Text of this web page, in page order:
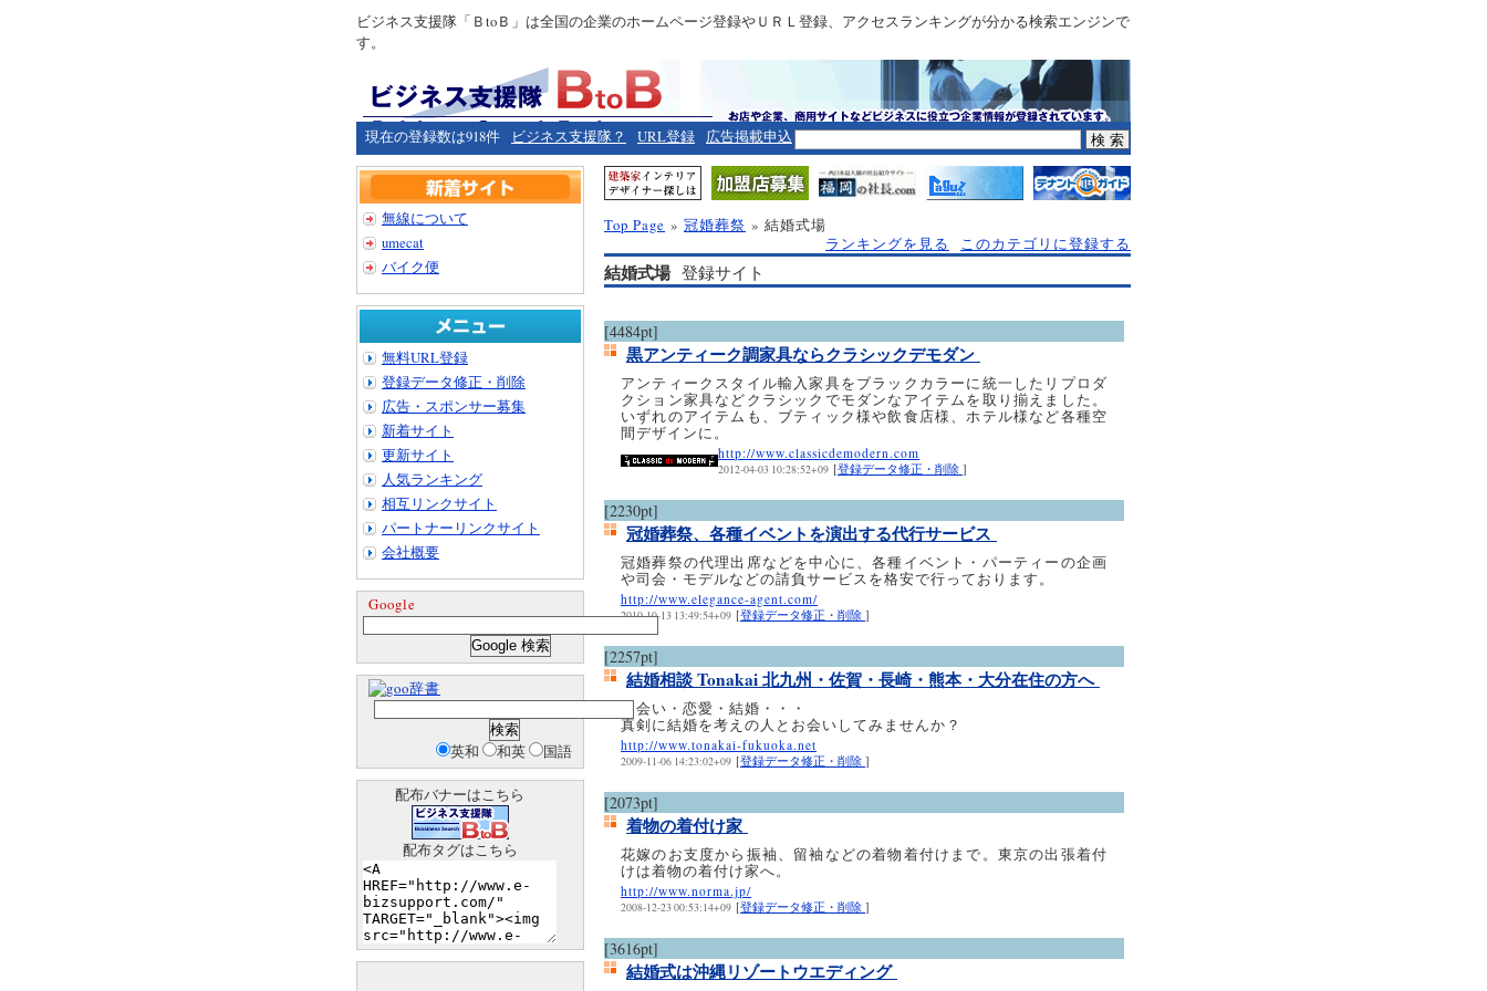
ビジネス支援隊「ＢtoＢ」は全国の企業のホームページ登録やＵＲＬ登録、アクセスランキングが分かる検索エンジンで
す。
現在の登録数は918件 ビジネス支援隊？ URL登録 広告掲載申込
Top Page » 冠婚葬祭 » 結婚式場
ランキングを見る
このカテゴリに登録する
結婚式場登録サイト
[4484pt]
黒アンティーク調家具ならクラシックデモダン
アンティークスタイル輸入家具をブラックカラーに統一したリプロダ
クション家具などクラシックでモダンなアイテムを取り揃えました。
いずれのアイテムも、ブティック様や飲食店様、ホテル様など各種空
間デザインに。
http://www.classicdemodern.com
2012-04-03 10:28:52+09 [登録データ修正・削除 ]
[2230pt]
冠婚葬祭、各種イベントを演出する代行サービス
冠婚葬祭の代理出席などを中心に、各種イベント・パーティーの企画
や司会・モデルなどの請負サービスを格安で行っております。
http://www.elegance-agent.com/
2010-10-13 13:49:54+09 [登録データ修正・削除 ]
[2257pt]
結婚相談 Tonakai 北九州・佐賀・長崎・熊本・大分在住の方へ
出会い・恋愛・結婚・・・
真剣に結婚を考えの人とお会いしてみませんか？
http://www.tonakai-fukuoka.net
2009-11-06 14:23:02+09 [登録データ修正・削除 ]
[2073pt]
着物の着付け家
花嫁のお支度から振袖、留袖などの着物着付けまで。東京の出張着付
けは着物の着付け家へ。
http://www.norma.jp/
2008-12-23 00:53:14+09 [登録データ修正・削除 ]
[3616pt]
結婚式は沖縄リゾートウエディング
無線について
umecat
バイク便
無料URL登録
登録データ修正・削除
広告・スポンサー募集
新着サイト
更新サイト
人気ランキング
相互リンクサイト
パートナーリンクサイト
会社概要
Google
辞書
英和 和英 国語
配布バナーはこちら
配布タグはこちら